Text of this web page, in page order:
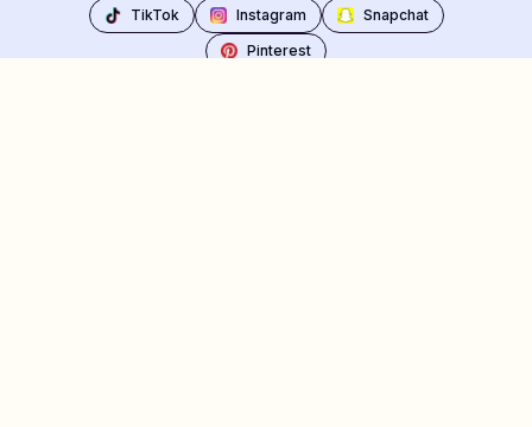
TikTok Instagram
Snapchat
Pinterest